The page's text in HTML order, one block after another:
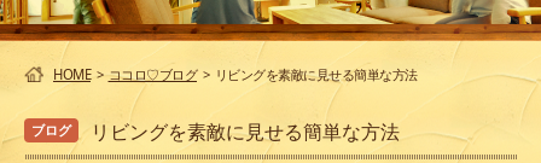
HOME > ココロ♡ブログ > リビングを素敵に見せる簡単な方法
ブログ リビングを素敵に見せる簡単な方法